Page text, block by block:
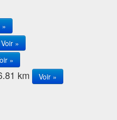
»
Voir »
»
km Voir »